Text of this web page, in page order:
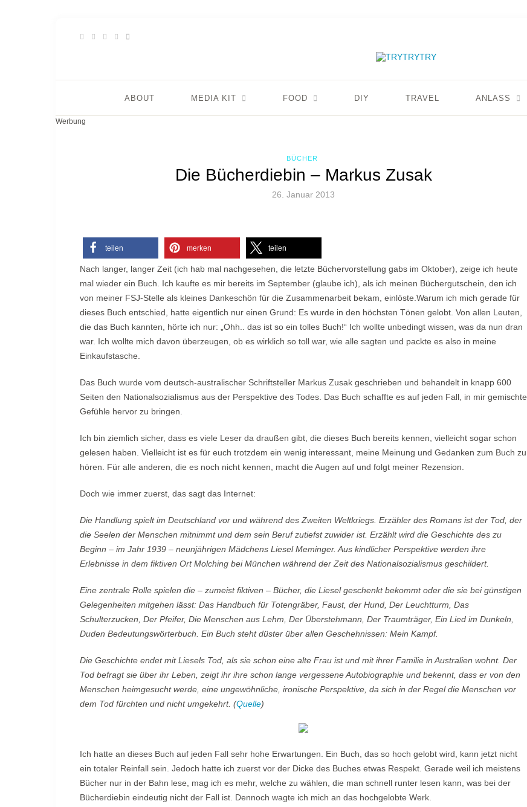
ABOUT MEDIA KIT FOOD DIY TRAVEL ANLASS
Werbung
BÜCHER
Die Bücherdiebin – Markus Zusak
26. Januar 2013
teilen merken teilen
Nach langer, langer Zeit (ich hab mal nachgesehen, die letzte Büchervorstellung gabs im Oktober), zeige ich heute
mal wieder ein Buch. Ich kaufte es mir bereits im September (glaube ich), als ich meinen Büchergutschein, den ich
von meiner FSJ-Stelle als kleines Dankeschön für die Zusammenarbeit bekam, einlöste.Warum ich mich gerade für
dieses Buch entschied, hatte eigentlich nur einen Grund: Es wurde in den höchsten Tönen gelobt. Von allen Leuten,
die das Buch kannten, hörte ich nur: „Ohh.. das ist so ein tolles Buch!“ Ich wollte unbedingt wissen, was da nun dran
war. Ich wollte mich davon überzeugen, ob es wirklich so toll war, wie alle sagten und packte es also in meine
Einkaufstasche.
Das Buch wurde vom deutsch-australischer Schriftsteller Markus Zusak geschrieben und behandelt in knapp 600
Seiten den Nationalsozialismus aus der Perspektive des Todes. Das Buch schaffte es auf jeden Fall, in mir gemischte
Gefühle hervor zu bringen.
Ich bin ziemlich sicher, dass es viele Leser da draußen gibt, die dieses Buch bereits kennen, vielleicht sogar schon
gelesen haben. Vielleicht ist es für euch trotzdem ein wenig interessant, meine Meinung und Gedanken zum Buch zu
hören. Für alle anderen, die es noch nicht kennen, macht die Augen auf und folgt meiner Rezension.
Doch wie immer zuerst, das sagt das Internet:
Die Handlung spielt im Deutschland vor und während des Zweiten Weltkriegs. Erzähler des Romans ist der Tod, der
die Seelen der Menschen mitnimmt und dem sein Beruf zutiefst zuwider ist. Erzählt wird die Geschichte des zu
Beginn – im Jahr 1939 – neunjährigen Mädchens Liesel Meminger. Aus kindlicher Perspektive werden ihre
Erlebnisse in dem fiktiven Ort Molching bei München während der Zeit des Nationalsozialismus geschildert.
Eine zentrale Rolle spielen die – zumeist fiktiven – Bücher, die Liesel geschenkt bekommt oder die sie bei günstigen
Gelegenheiten mitgehen lässt: Das Handbuch für Totengräber, Faust, der Hund, Der Leuchtturm, Das
Schulterzucken, Der Pfeifer, Die Menschen aus Lehm, Der Überstehmann, Der Traumträger, Ein Lied im Dunkeln,
Duden Bedeutungswörterbuch. Ein Buch steht düster über allen Geschehnissen: Mein Kampf.
Die Geschichte endet mit Liesels Tod, als sie schon eine alte Frau ist und mit ihrer Familie in Australien wohnt. Der
Tod befragt sie über ihr Leben, zeigt ihr ihre schon lange vergessene Autobiographie und bekennt, dass er von den
Menschen heimgesucht werde, eine ungewöhnliche, ironische Perspektive, da sich in der Regel die Menschen vor
dem Tod fürchten und nicht umgekehrt. (Quelle)
Ich hatte an dieses Buch auf jeden Fall sehr hohe Erwartungen. Ein Buch, das so hoch gelobt wird, kann jetzt nicht
ein totaler Reinfall sein. Jedoch hatte ich zuerst vor der Dicke des Buches etwas Respekt. Gerade weil ich meistens
Bücher nur in der Bahn lese, mag ich es mehr, welche zu wählen, die man schnell runter lesen kann, was bei der
Bücherdiebin eindeutig nicht der Fall ist. Dennoch wagte ich mich an das hochgelobte Werk.